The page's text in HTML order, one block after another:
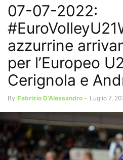
07-07-2022:
azzurrine
per l’Europeo
Cerignola e
By Fabrizio D'Alessandro - Luglio 7,